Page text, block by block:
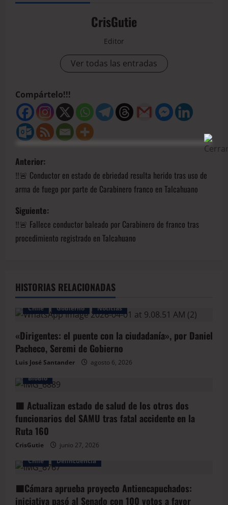
CrisGutie
Editor
Ver todas las entradas
Compártelo!!!
Anterior:
‼️🚨 Conductor en estado de ebriedad resulta herido tras uso de
arma de fuego por parte de Carabinero franco en Talcahuano
Siguiente:
‼️🚨 Fallece conductor baleado por Carabinero de franco tras
procedimiento registrado en Talcahuano
HISTORIAS RELACIONADAS
Chile Gobierno Noticias
«Dirigentes: el puente con la ciudadanía», por Daniel
Pacheco, Seremi de Gobierno
Luis José Santander
agosto 6, 2026
BioBio
🟥 Actualizan estado de salud de los otros dos
funcionarios del SAMU tras fatal accidente en la
Ruta 160
CrisGutie
junio 27, 2026
Chile
Delincuencia
🟦Cámara aprueba proyecto Antiencapuchados:
iniciativa pasó al Senado con 100 votos a favor